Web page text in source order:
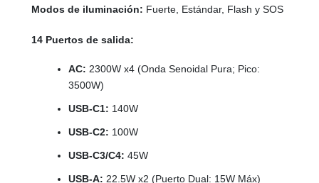
Modos de iluminación: Fuerte, Estándar, Flash y SOS
14 Puertos de salida:
AC: 2300W x4 (Onda Senoidal Pura; Pico:
3500W)
USB-C1: 140W
USB-C2: 100W
USB-C3/C4: 45W
USB-A: 22.5W x2 (Puerto Dual: 15W Máx)